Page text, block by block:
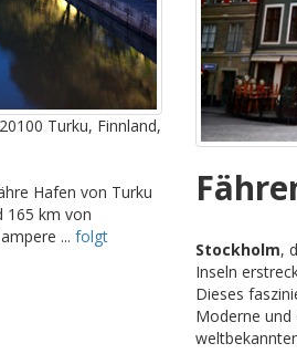
Turku, Finnland,
Hafen von Turku
165 km von
... folgt
Stockholm,
Inseln
Dieses
Moderne und